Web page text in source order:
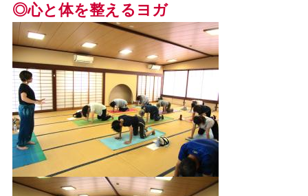
◎心と体を整えるヨガ